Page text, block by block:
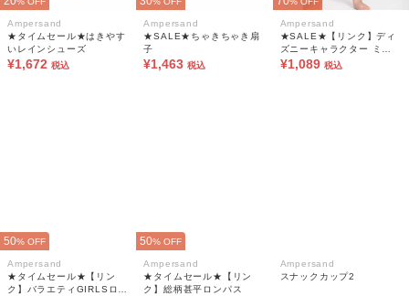
Ampersand
★タイムセール★はきやす
いレインシューズ
¥1,672 税込
Ampersand
★SALE★ちゃきちゃき扇
子
¥1,463 税込
Ampersand
★SALE★【リンク】ディ
ズニーキャラクター ミニ
ーマウス/カバーオール
¥1,089 税込
50% OFF
Ampersand
★タイムセール★【リン
ク】バラエティGIRLSロン
50% OFF
Ampersand
★タイムセール★【リン
ク】総柄甚平ロンパス
Ampersand
スナックカップ2